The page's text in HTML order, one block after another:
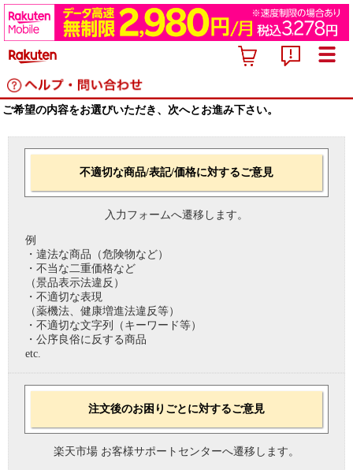
ご希望の内容をお選びいただき、次へとお進み下さい。
不適切な商品/表記/価格に対するご意見
入力フォームへ遷移します。
例
・違法な商品（危険物など）
・不当な二重価格など
（景品表示法違反）
・不適切な表現
（薬機法、健康増進法違反等）
・不適切な文字列（キーワード等）
・公序良俗に反する商品
etc.
注文後のお困りごとに対するご意見
楽天市場 お客様サポートセンターへ遷移します。